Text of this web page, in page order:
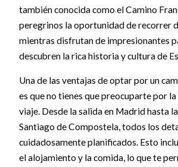
también conocida como el Camino
peregrinos la oportunidad de recorrer
mientras disfrutan de impresionantes
descubren la rica historia y cultura de
Una de las ventajas de optar por un
es que no tienes que preocuparte por
viaje. Desde la salida en Madrid hasta
Santiago de Compostela, todos los
cuidadosamente planificados. Esto
el alojamiento y la comida, lo que te